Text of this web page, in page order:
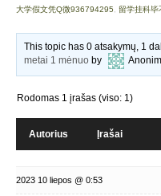
大学假文凭Q微936794295
留学挂科毕
This topic has 0 atsakymų, 1
metai 1 mėnuo by
Rodomas 1 įrašas (viso: 1)
Autorius Įrašai
2023 10 liepos @ 0:53